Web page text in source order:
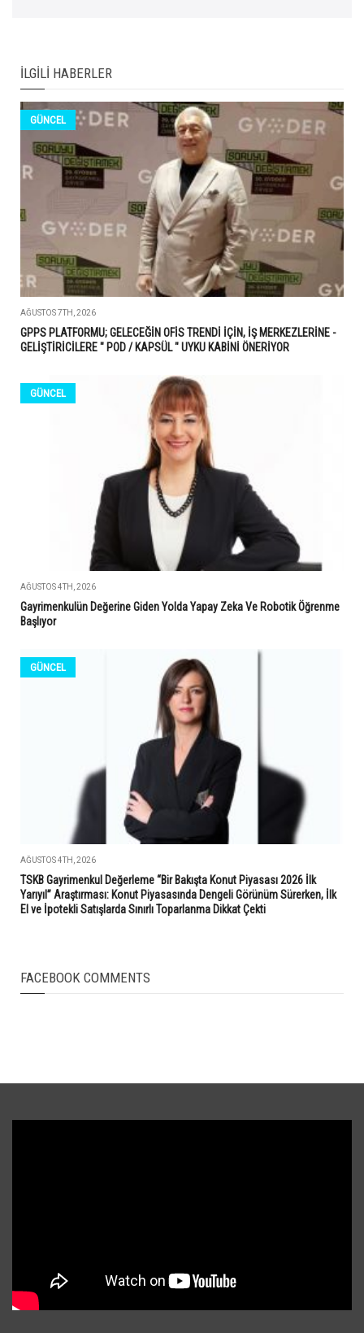
İLGILI HABERLER
GÜNCEL
AĞUSTOS 7TH, 2026
GPPS PLATFORMU; GELECEĞİN OFİS TRENDİ İÇİN, İŞ MERKEZLERİNE -
GELİŞTİRİCİLERE " POD / KAPSÜL " UYKU KABİNİ ÖNERİYOR
GÜNCEL
AĞUSTOS 4TH, 2026
Gayrimenkulün Değerine Giden Yolda Yapay Zeka Ve Robotik Öğrenme
Başlıyor
GÜNCEL
AĞUSTOS 4TH, 2026
TSKB Gayrimenkul Değerleme “Bir Bakışta Konut Piyasası 2026 İlk
Yarıyıl” Araştırması: Konut Piyasasında Dengeli Görünüm Sürerken, İlk
El ve İpotekli Satışlarda Sınırlı Toparlanma Dikkat Çekti
FACEBOOK COMMENTS